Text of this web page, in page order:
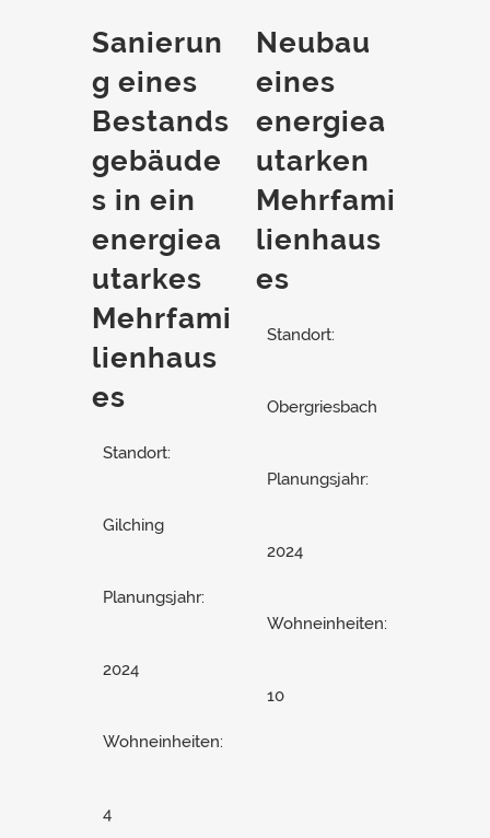
Sanierun
g eines
Bestands
gebäude
s in ein
energiea
utarkes
Mehrfami
lienhaus
es
Standort:
Gilching
Planungsjahr:
2024
Wohneinheiten:
4
Neubau
eines
energiea
utarken
Mehrfami
lienhaus
es
Standort:
Obergriesbach
Planungsjahr:
2024
Wohneinheiten:
10